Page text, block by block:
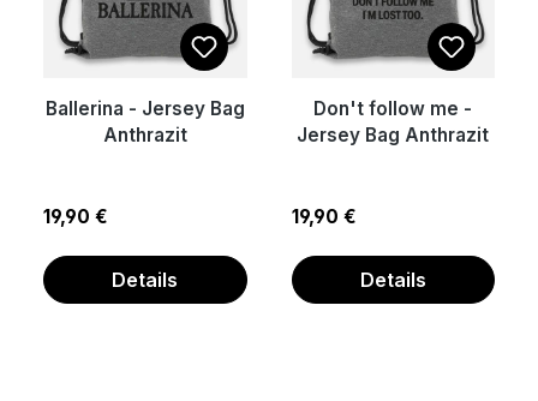
Ballerina - Jersey Bag
Anthrazit
Regulärer Preis:
19,90 €
Details
Don't follow me -
Jersey Bag Anthrazit
Regulärer Preis:
19,90 €
Details